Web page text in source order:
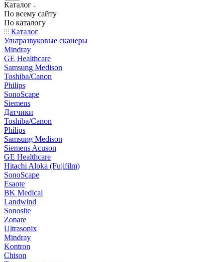
Каталог
По всему сайту
По каталогу
Каталог
Ультразвуковые сканеры
Mindray
GE Healthcare
Samsung Medison
Toshiba/Canon
Philips
SonoScape
Siemens
Датчики
Toshiba/Canon
Philips
Samsung Medison
Siemens Acuson
GE Healthcare
Hitachi Aloka (Fujifilm)
SonoScape
Esaote
BK Medical
Landwind
Sonosite
Zonare
Ultrasonix
Mindray
Kontron
Chison